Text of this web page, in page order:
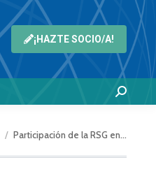
¡HAZTE SOCIO/A!
Buscar:
Participación de la RSG en…